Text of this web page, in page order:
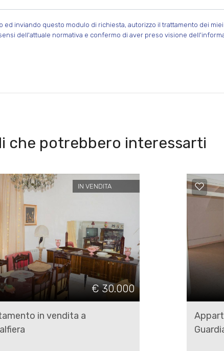
ed inviando questo modulo di richiesta, autorizzo il trattamento dei
dell'attuale normativa e confermo di aver preso visione
che potrebbero interessarti
IN VENDITA
€ 30.000
in vendita a